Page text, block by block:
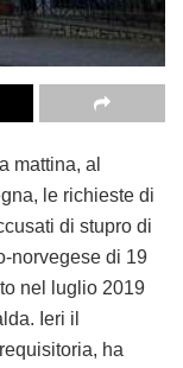
mattina, al
le richieste di
di stupro di
norvegese di 19
nel luglio 2019
Ieri il
ha